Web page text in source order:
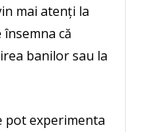
mai atenți la
că
banilor sau la
pot experimenta